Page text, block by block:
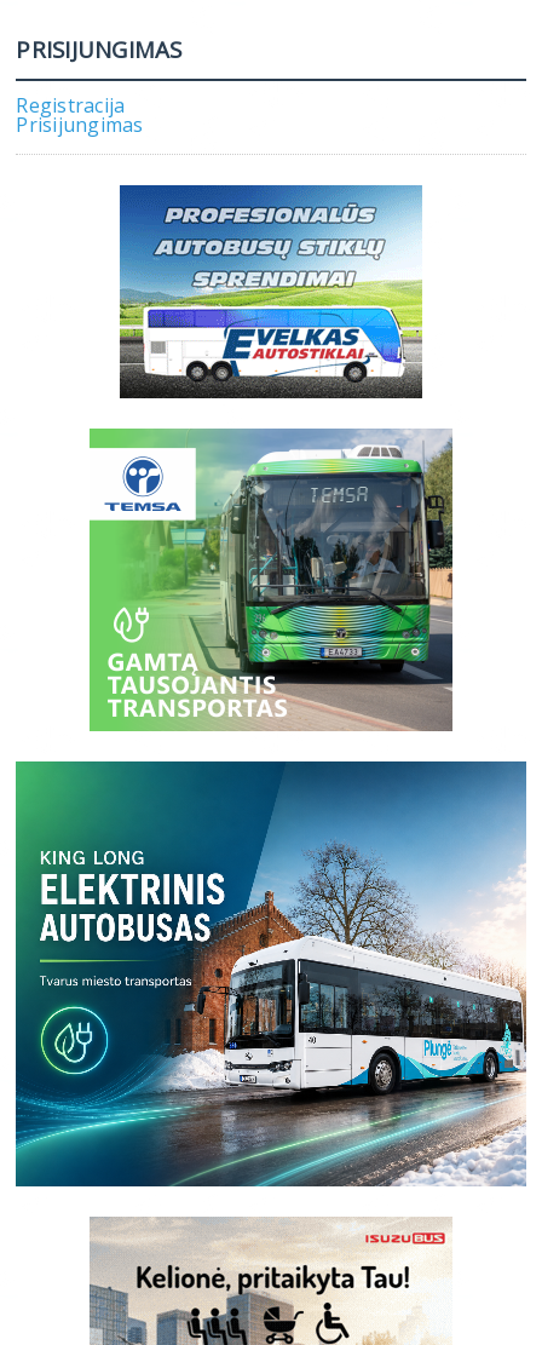
PRISIJUNGIMAS
Registracija
Prisijungimas